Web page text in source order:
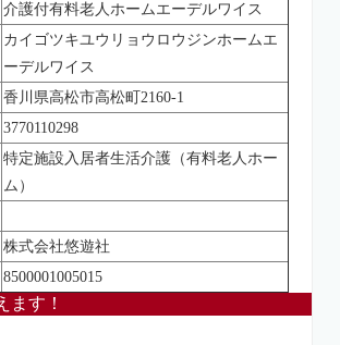
介護付有料老人ホームエーデルワイス
カイゴツキユウリョウロウジンホームエ
ーデルワイス
香川県高松市高松町2160-1
3770110298
特定施設入居者生活介護（有料老人ホー
ム）
株式会社悠遊社
8500001005015
ます！